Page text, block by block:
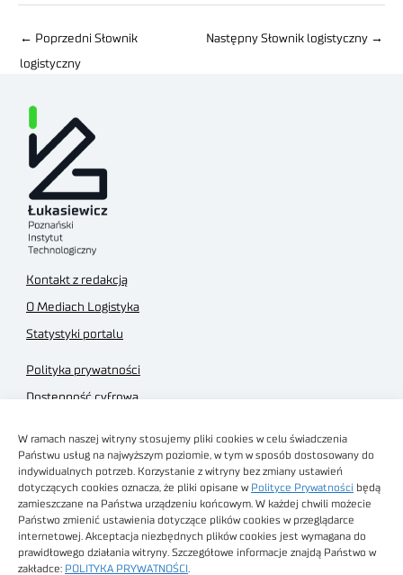
W ramach naszej witryny stosujemy pliki cookies w celu świadczenia
Państwu usług na najwyższym poziomie, w tym w sposób dostosowany do
indywidualnych potrzeb. Korzystanie z witryny bez zmiany ustawień
dotyczących cookies oznacza, że pliki opisane w Polityce Prywatności będą
zamieszczane na Państwa urządzeniu końcowym. W każdej chwili możecie
Państwo zmienić ustawienia dotyczące plików cookies w przeglądarce
internetowej. Akceptacja niezbędnych plików cookies jest wymagana do
prawidłowego działania witryny. Szczegółowe informacje znajdą Państwo w
zakładce: POLITYKA PRYWATNOŚCI
← Poprzedni Słownik
logistyczny
Następny Słownik logistyczny →
Kontakt z redakcją
O Mediach Logistyka
Statystyki portalu
Polityka prywatności
Dostępność cyfrowa
Regulamin sklepu
Obrazy stockowe
autorstwa